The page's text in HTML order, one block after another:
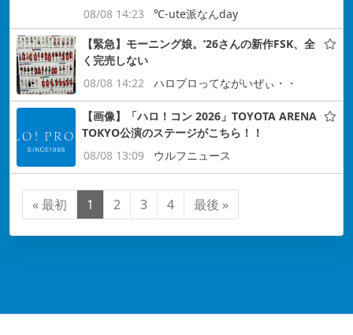
08/08 14:23
℃-ute派なんday
【緊急】モーニング娘。’26さんの新作FSK、全
く完売しない
08/08 14:22
ハロプロってながいぜぃ・・
【画像】「ハロ！コン 2026」TOYOTA ARENA
TOKYO公演のステージがこちら！！
08/08 13:09
ウルフニュース
« 最初 1 2 3 4 最後 »